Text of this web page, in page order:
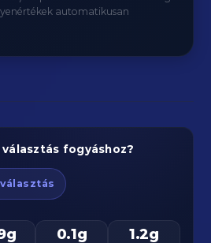
automatikusan
fogyáshoz?
0.1g 1.2g